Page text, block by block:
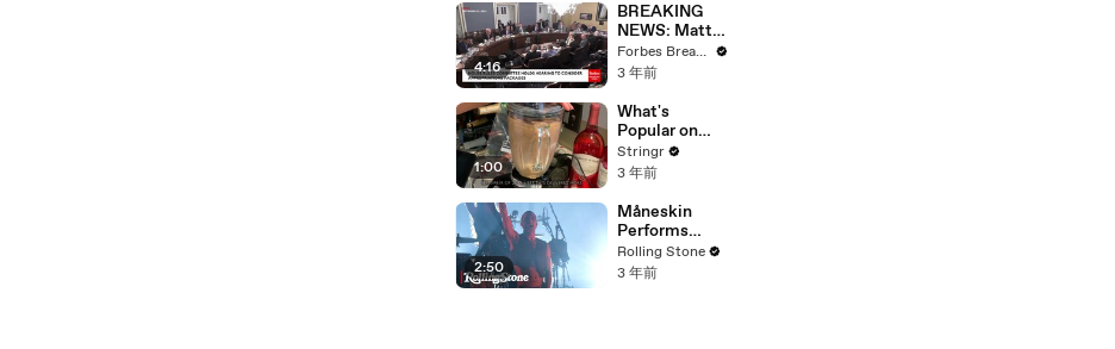
4:16
BREAKING
NEWS: Matt
Gaetz Tells
House
'I'm Not Going
To Vote For A
Continuing
Resolution'
Forbes Breaking News
3 年前
1:00
What's
Popular on
Uber Eats?
Stringr
3 年前
2:50
Måneskin
Performs
"HONEY" at
MSG
Rolling Stone
3 年前